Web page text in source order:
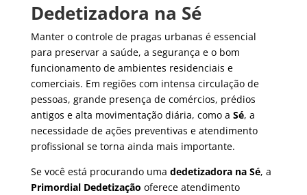
Dedetizadora na Sé
Manter o controle de pragas urbanas é essencial
para preservar a saúde, a segurança e o bom
funcionamento de ambientes residenciais e
comerciais. Em regiões com intensa circulação de
pessoas, grande presença de comércios, prédios
antigos e alta movimentação diária, como a Sé, a
necessidade de ações preventivas e atendimento
profissional se torna ainda mais importante.
Se você está procurando uma dedetizadora na Sé, a
Primordial Dedetização oferece atendimento